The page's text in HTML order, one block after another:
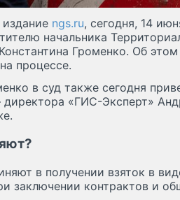
ngs.ru, сегодня, 14
начальника
Громенко. Об
процессе.
в суд также сегодня
«ГИС-Эксперт»
в получении взяток в
заключении контрактов и